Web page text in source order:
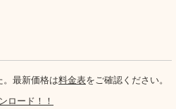
最新価格は料金表をご確認ください。
ロード！！